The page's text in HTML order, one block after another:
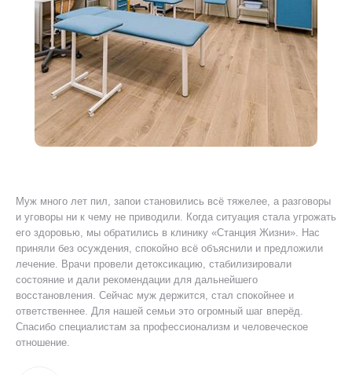
Муж много лет пил, запои становились всё тяжелее, а разговоры
и уговоры ни к чему не приводили. Когда ситуация стала угрожать
его здоровью, мы обратились в клинику «Станция Жизни». Нас
приняли без осуждения, спокойно всё объяснили и предложили
лечение. Врачи провели детоксикацию, стабилизировали
состояние и дали рекомендации для дальнейшего
восстановления. Сейчас муж держится, стал спокойнее и
ответственнее. Для нашей семьи это огромный шаг вперёд.
Спасибо специалистам за профессионализм и человеческое
отношение.